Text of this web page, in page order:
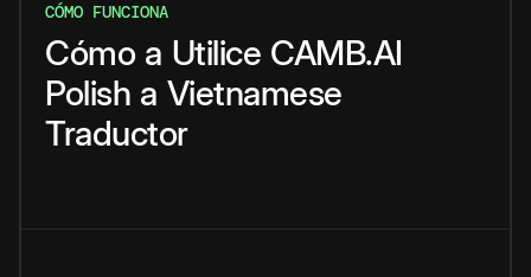
CÓMO FUNCIONA
Cómo a Utilice CAMB.AI
Polish a Vietnamese
Traductor